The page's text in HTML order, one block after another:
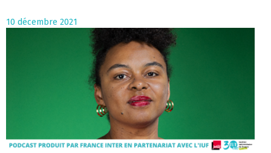
10 décembre 2021